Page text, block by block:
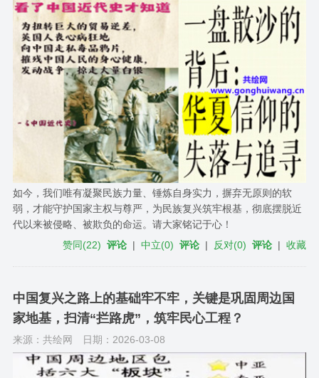
如今，我们唯有凝聚民族力量、锤炼自身实力，摒弃无原则的软
弱，才能守护国家主权与尊严，为民族复兴筑牢根基，彻底摆脱近
代以来被侵略、被欺负的命运。请大家铭记于心！
赞同(22) 评论 |中立(0) 评论 | 反对(0) 评论 |收藏
中国复兴之路上的基础牢不牢，关键是巩固周边国
家地基，扫清“拦路虎”，筑牢民心工程？
来源：共绘网 日期：2026-03-08